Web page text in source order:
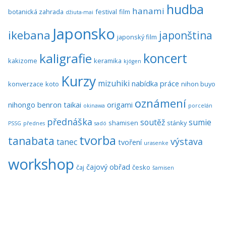
botanická zahrada džiuta-mai festival film hanami hudba
ikebana Japonsko japonský film japonština
kakizome kaligrafie keramika kjógen koncert
konverzace koto Kurzy mizuhiki nabídka práce nihon buyo
nihongo benron taikai okinawa origami oznámení porcelán
PSSG přednes přednáška sadó shamisen soutěž stánky sumie
tanabata tanec tvorba tvoření urasenke výstava
workshop čaj čajový obřad česko šamisen